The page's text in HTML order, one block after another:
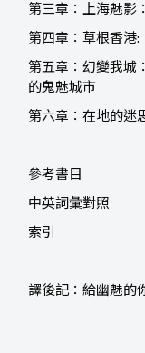
第三章：上海魅影
第四章：草根香港:
第五章：幻變我城
的鬼魅城市
第六章：在地的迷
參考書目
中英詞彙對照
索引
譯後記：給幽魅的